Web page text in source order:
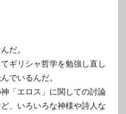
だ。
ギリシャ哲学を勉強し直し
でいるんだ。
「エロス」に関しての討論
、いろいろな神様や詩人な